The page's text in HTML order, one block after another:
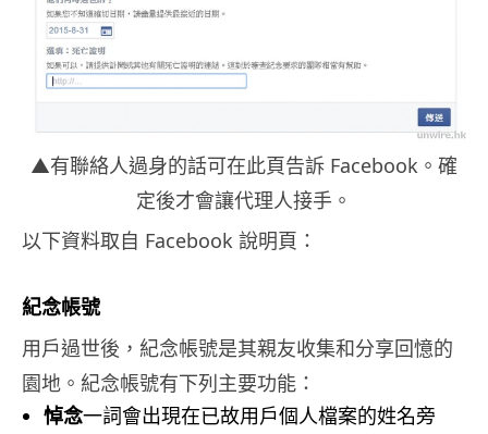
▲有聯絡人過身的話可在此頁告訴 Facebook。確
定後才會讓代理人接手。
以下資料取自 Facebook 說明頁：
紀念帳號
用戶過世後，紀念帳號是其親友收集和分享回憶的
園地。紀念帳號有下列主要功能：
悼念一詞會出現在已故用戶個人檔案的姓名旁